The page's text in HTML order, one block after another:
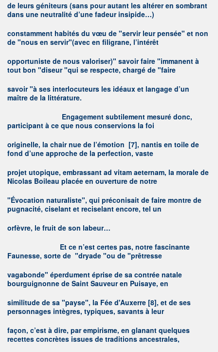
de leurs géniteurs (sans pour autant les altérer en sombrant
dans une neutralité d’une fadeur insipide…)
constamment habités du vœu de "servir leur pensée" et non
de "nous en servir"(avec en filigrane, l’intérêt
opportuniste de nous valoriser)" savoir faire "immanent à
tout bon "diseur "qui se respecte, chargé de "faire
savoir "à ses interlocuteurs les idéaux et langage d’un
maître de la littérature.
Engagement subtilement mesuré donc,
participant à ce que nous conservions la foi
originelle, la chair nue de l’émotion [7], nantis en toile de
fond d’une approche de la perfection, vaste
projet utopique, embrassant ad vitam aeternam, la morale de
Nicolas Boileau placée en ouverture de notre
"Évocation naturaliste", qui préconisait de faire montre de
pugnacité, ciselant et reciselant encore, tel un
orfèvre, le fruit de son labeur…
Et ce n’est certes pas, notre fascinante
Faunesse, sorte de "dryade "ou de "prêtresse
vagabonde" éperdument éprise de sa contrée natale
bourguignonne de Saint Sauveur en Puisaye, en
similitude de sa "payse", la Fée d'Auxerre [8], et de ses
personnages intègres, typiques, savants à leur
façon, c’est à dire, par empirisme, en glanant quelques
recettes concrètes issues de traditions ancestrales,